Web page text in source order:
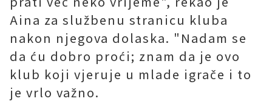
Aina za službenu stranicu kluba
nakon njegova dolaska. "Nadam se
da ću dobro proći; znam da je ovo
klub koji vjeruje u mlade igrače i to
je vrlo važno.